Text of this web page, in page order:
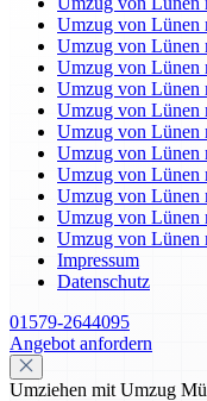
Umzug von Lünen
Umzug von Lünen
Umzug von Lünen
Umzug von Lünen
Umzug von Lünen
Umzug von Lünen
Umzug von Lünen
Umzug von Lünen
Umzug von Lünen
Umzug von Lünen
Umzug von Lünen
Impressum
Datenschutz
01579-2644095
Angebot anfordern
Umziehen mit Umzug